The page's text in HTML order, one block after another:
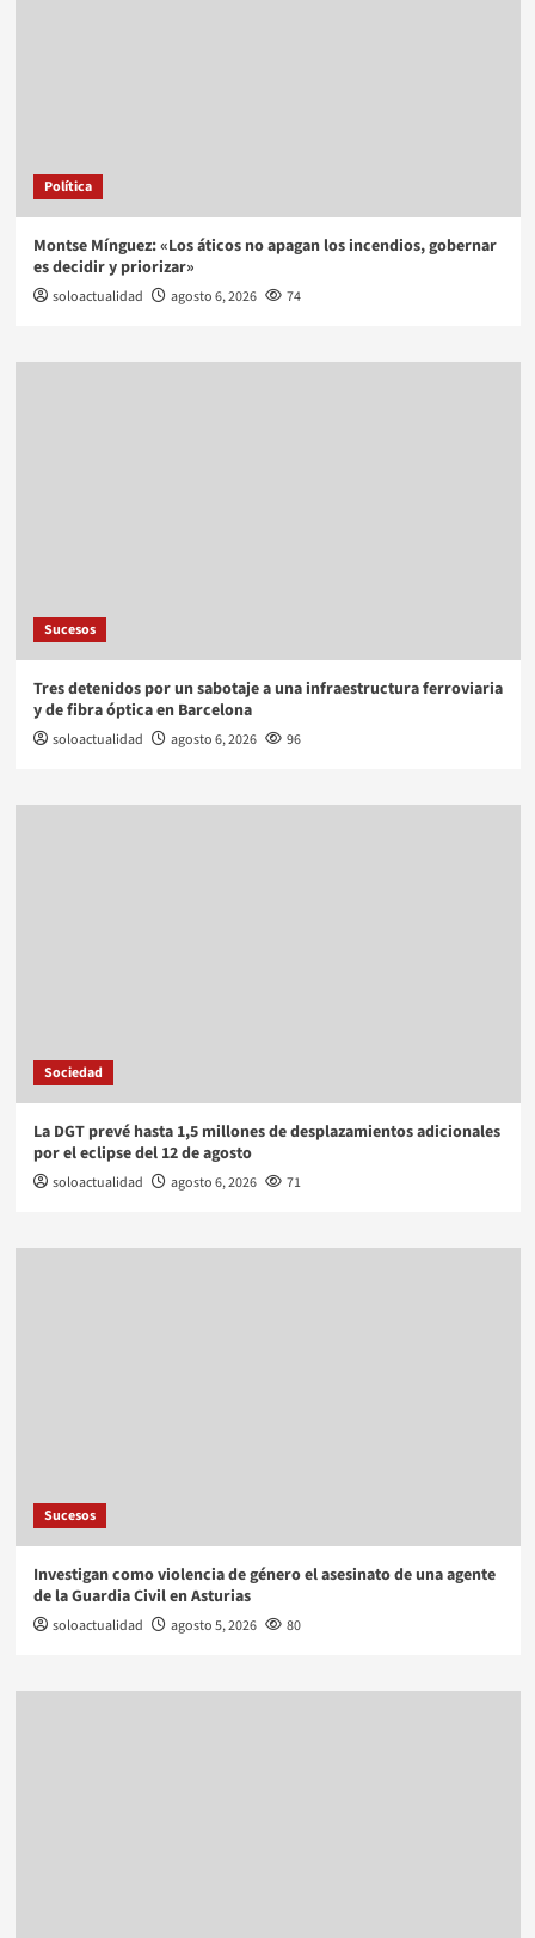
Política
Montse Mínguez: «Los áticos no apagan los incendios, gobernar
es decidir y priorizar»
soloactualidad agosto 6, 2026 74
Sucesos
Tres detenidos por un sabotaje a una infraestructura ferroviaria
y de fibra óptica en Barcelona
soloactualidad agosto 6, 2026 96
Sociedad
La DGT prevé hasta 1,5 millones de desplazamientos adicionales
por el eclipse del 12 de agosto
soloactualidad agosto 6, 2026 71
Sucesos
Investigan como violencia de género el asesinato de una agente
de la Guardia Civil en Asturias
soloactualidad agosto 5, 2026 80